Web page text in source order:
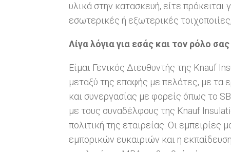
υλικά στην κατασκευή, είτε
εσωτερικές ή εξωτερικές
Λίγα λόγια για εσάς και τον ρόλο
Είμαι Γενικός Διευθυντής της Knauf
μεταξύ της επαφής με πελάτες, με τα
και συνεργασίας με φορείς όπως το
με τους συναδέλφους της Knauf
πολιτική της εταιρείας. Οι
εμπορικών ευκαιριών και η